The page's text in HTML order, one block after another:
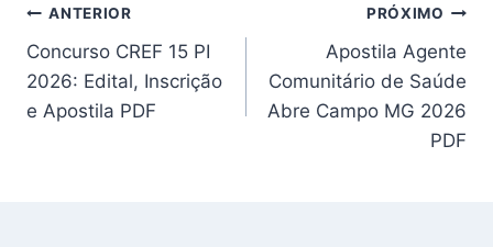
Navegação
de
Post
ANTERIOR
Concurso CREF 15 PI
2026: Edital, Inscrição
e Apostila PDF
PRÓXIMO
Apostila Agente
Comunitário de Saúde
Abre Campo MG 2026
PDF